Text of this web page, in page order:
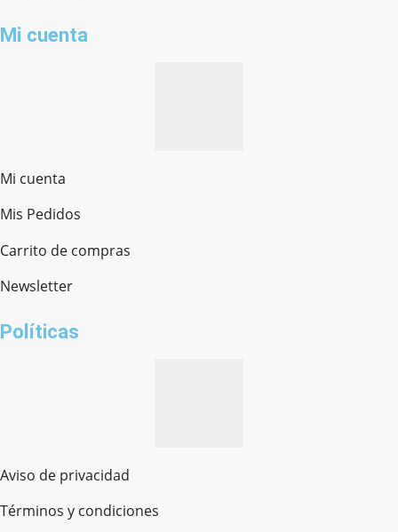
Mi cuenta
Mi cuenta
Mis Pedidos
Carrito de compras
Newsletter
Políticas
Aviso de privacidad
Términos y condiciones